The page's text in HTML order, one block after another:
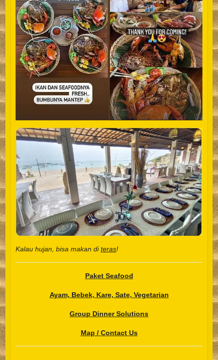
Kalau hujan, bisa makan diteras!
Paket Seafood
Ayam, Bebek, Kare, Sate, Vegetarian
Group Dinner Solutions
Map / Contact Us